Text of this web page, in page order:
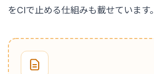
をCIで止める仕組みも載せています。